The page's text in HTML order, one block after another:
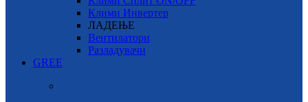
Клими Инвертер
ЛАДЕЊЕ
Вентилатори
Разладувачи
GREE